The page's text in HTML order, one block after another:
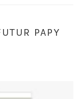
PAPY